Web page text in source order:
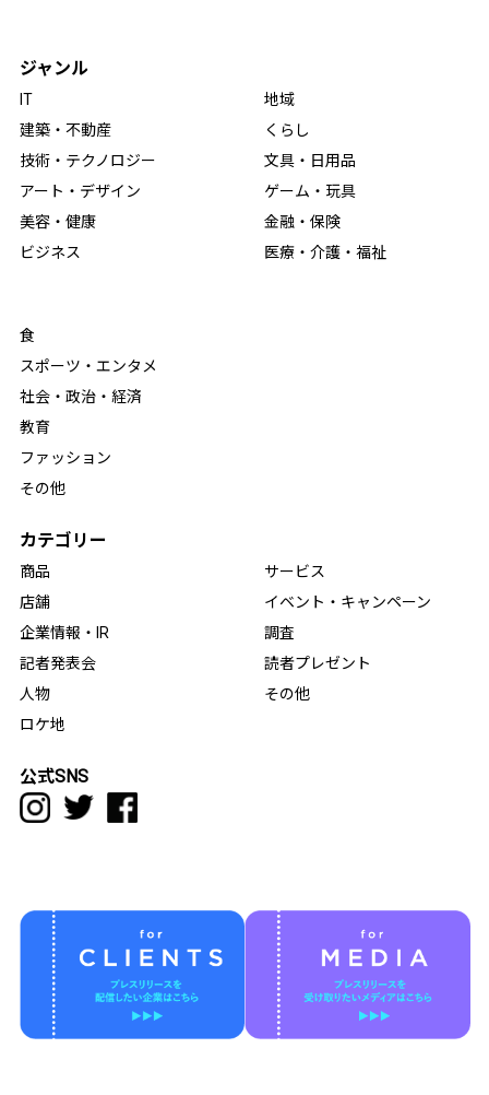
ジャンル
IT
建築・不動産
技術・テクノロジー
アート・デザイン
美容・健康
ビジネス
地域
くらし
文具・日用品
ゲーム・玩具
金融・保険
医療・介護・福祉
食
スポーツ・エンタメ
社会・政治・経済
教育
ファッション
その他
カテゴリー
商品
店舗
企業情報・IR
記者発表会
人物
ロケ地
サービス
イベント・キャンペーン
調査
読者プレゼント
その他
公式SNS